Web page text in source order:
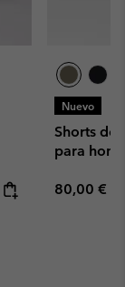
Nuevo
Shorts de
para
Regular
80,00 €